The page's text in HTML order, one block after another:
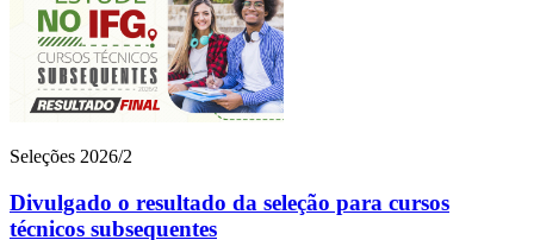
Seleções 2026/2
Divulgado o resultado da seleção para cursos
técnicos subsequentes